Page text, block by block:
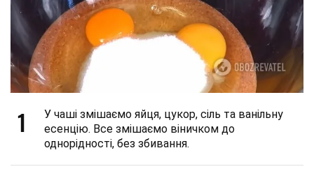
1
У чаші змішаємо яйця, цукор, сіль та ванільну
есенцію. Все змішаємо віничком до
однорідності, без збивання.